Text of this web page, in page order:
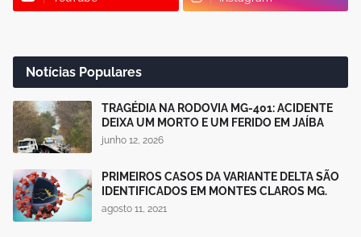
Notícias Populares
TRAGÉDIA NA RODOVIA MG-401: ACIDENTE
DEIXA UM MORTO E UM FERIDO EM JAÍBA
junho 12, 2026
PRIMEIROS CASOS DA VARIANTE DELTA SÃO
IDENTIFICADOS EM MONTES CLAROS MG.
agosto 11, 2021